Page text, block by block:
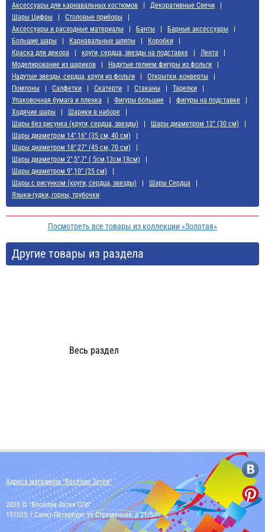
Аксессуары для карнавальных костюмов
Декоративные Свечи
Шары Цифры
Cтоловые приборы
Аксессуары и расходные материалы
Банты
Барные аксессуары
Большие шары
Карнавальные шляпы
Коробки
Краска для декора
круги, сердца, звезды на подставке
Лента
Моделирование из шариков
Надутые гелием фигуры из фольги
Надутые звезды, сердца, круги из фольги
Открытки, конверты
Помпоны
Салфетки Скатерти Стаканы
Тарелки
Упаковочная бумага и пленка
Фигуры большие
фигуры на подставке
Ходячие шары
Шарики в наборе
Шары без рисунка (круги, сердца, звезды)
Шары диаметром 12" (30 см)
Шары диаметром 14",16" (35 см, 40 см)
Шары диаметром 18",27" (45 см, 70 см)
Шары диаметром 2",5",7" ( 5см,13см,18см)
Шары диаметром 9",10" (25 см)
Шары с рисунком (круги, сердца, звезды)
Шары Сердца
Языки-гудки, горны, трубочки
Посмотреть все товары из коллекции «Золотая»
Другие товары из раздела
Весь раздел
Адреса магазинов "Весёлая Затея"
2026 © "Весёлая Затея СПб"
191025, г Санкт-Петербург, ул Стремянная, д 21/5